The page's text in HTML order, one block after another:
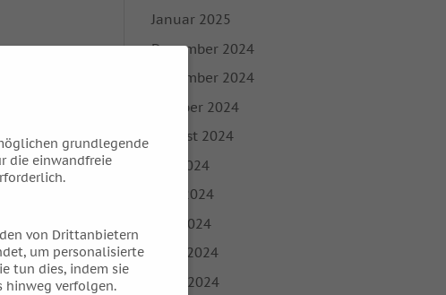
Januar 2025
Dezember 2024
November 2024
Oktober 2024
August 2024
Juli 2024
Juni 2024
Mai 2024
April 2024
März 2024
grundlegende
die einwandfreie
von Drittanbietern
um personalisierte
tun dies, indem sie
hinweg verfolgen.